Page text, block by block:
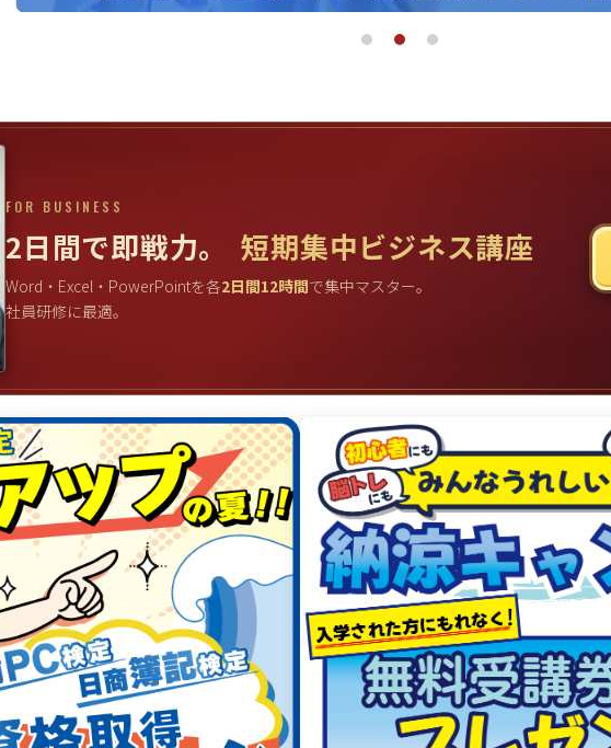
FOR BUSINESS
2日間で即戦力。 短期集中ビジネス講座
Word・Excel・PowerPointを各2日間12時間で集中マスター。
社員研修に最適。